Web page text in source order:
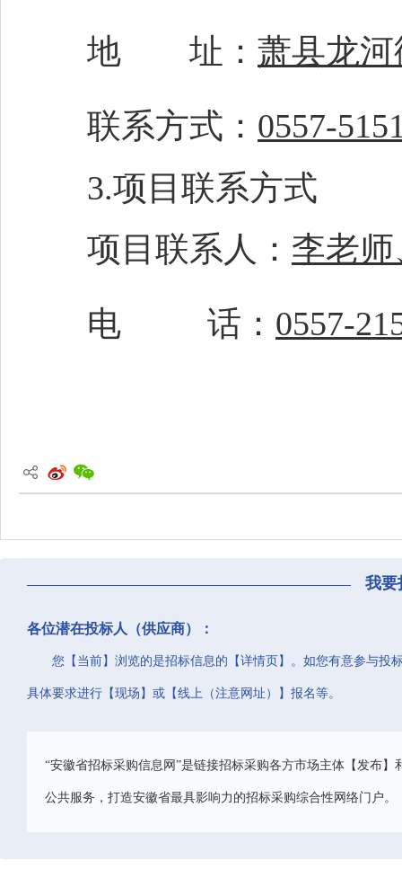
地 址： 萧县龙
联系方式： 0557-
3.项目联系方式
项目联系人： 李老
电
话： 0557-
我要
各位潜在投标人（供应商）：
您【当前】浏览的是招标信息的【详情页】。如您有意参与投
具体要求进行【现场】或【线上（注意网址）】报名等。
“安徽省招标采购信息网”是链接招标采购各方市场主体【发布
公共服务，打造安徽省最具影响力的招标采购综合性网络门户。